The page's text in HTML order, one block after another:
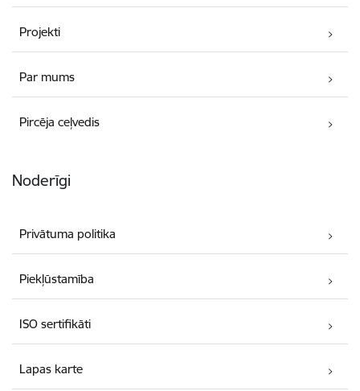
Projekti
Par mums
Pircēja ceļvedis
Noderīgi
Privātuma politika
Piekļūstamība
ISO sertifikāti
Lapas karte